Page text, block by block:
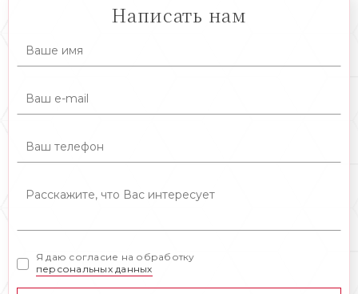
Написать нам
Я даю согласие на обработку
персональных данных